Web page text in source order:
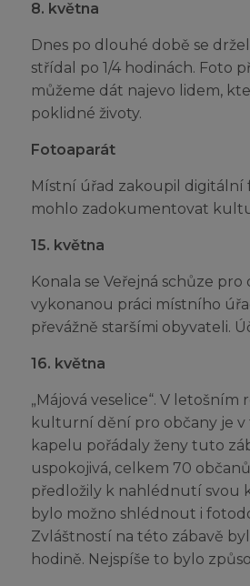
8. května
Dnes po dlouhé době se
střídal po 1/4 hodinách. Foto
můžeme dát najevo lidem,
poklidné životy.
Fotoaparát
Místní úřad zakoupil digitální
mohlo zadokumentovat
15. května
Konala se Veřejná schůze
vykonanou práci místního
převážně staršími obyvateli.
16. května
„Májová veselice“. V
kulturní dění pro občany je v
kapelu pořádaly ženy tuto
uspokojivá, celkem 70
předložily k nahlédnutí svou
bylo možno shlédnout i
Zvláštností na této zábavě
hodině. Nejspíše to bylo